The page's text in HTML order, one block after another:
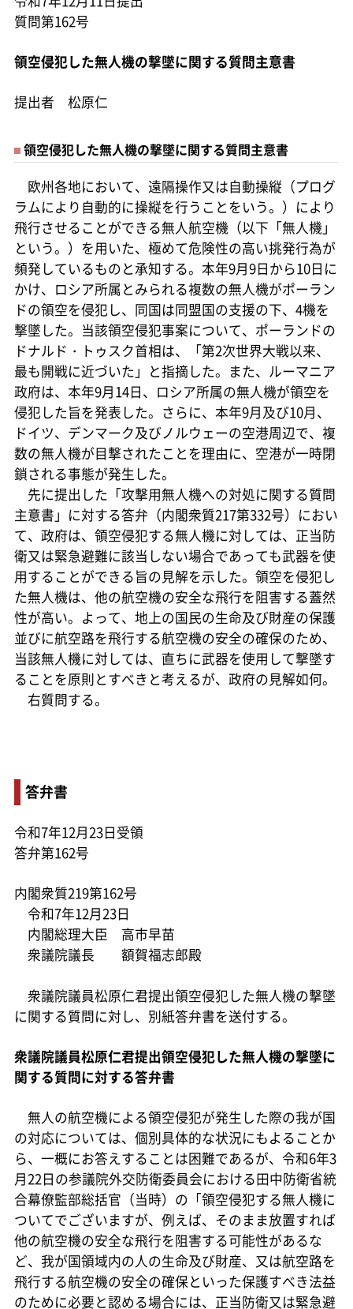
質問第162号
領空侵犯した無人機の撃墜に関する質問主意書
提出者 松原仁
領空侵犯した無人機の撃墜に関する質問主意書
欧州各地において、遠隔操作又は自動操縦（プログ
ラムにより自動的に操縦を行うことをいう。）により
飛行させることができる無人航空機（以下「無人機」
という。）を用いた、極めて危険性の高い挑発行為が
頻発しているものと承知する。本年9月9日から10日に
かけ、ロシア所属とみられる複数の無人機がポーラン
ドの領空を侵犯し、同国は同盟国の支援の下、4機を
撃墜した。当該領空侵犯事案について、ポーランドの
ドナルド・トゥスク首相は、「第2次世界大戦以来、
最も開戦に近づいた」と指摘した。また、ルーマニア
政府は、本年9月14日、ロシア所属の無人機が領空を
侵犯した旨を発表した。さらに、本年9月及び10月、
ドイツ、デンマーク及びノルウェーの空港周辺で、複
数の無人機が目撃されたことを理由に、空港が一時閉
鎖される事態が発生した。
先に提出した「攻撃用無人機への対処に関する質問
主意書」に対する答弁（内閣衆質217第332号）におい
て、政府は、領空侵犯する無人機に対しては、正当防
衛又は緊急避難に該当しない場合であっても武器を使
用することができる旨の見解を示した。領空を侵犯し
た無人機は、他の航空機の安全な飛行を阻害する蓋然
性が高い。よって、地上の国民の生命及び財産の保護
並びに航空路を飛行する航空機の安全の確保のため、
当該無人機に対しては、直ちに武器を使用して撃墜す
ることを原則とすべきと考えるが、政府の見解如何。
右質問する。
答弁書
令和7年12月23日受領
答弁第162号
内閣衆質219第162号
令和7年12月23日
内閣総理大臣 高市早苗
衆議院議長 額賀福志郎殿
衆議院議員松原仁君提出領空侵犯した無人機の撃墜
に関する質問に対し、別紙答弁書を送付する。
衆議院議員松原仁君提出領空侵犯した無人機の撃墜に
関する質問に対する答弁書
無人の航空機による領空侵犯が発生した際の我が国
の対応については、個別具体的な状況にもよることか
ら、一概にお答えすることは困難であるが、令和6年3
月22日の参議院外交防衛委員会における田中防衛省統
合幕僚監部総括官（当時）の「領空侵犯する無人機に
ついてでございますが、例えば、そのまま放置すれば
他の航空機の安全な飛行を阻害する可能性があるな
ど、我が国領域内の人の生命及び財産、又は航空路を
飛行する航空機の安全の確保といった保護すべき法益
のために必要と認める場合には、正当防衛又は緊急避